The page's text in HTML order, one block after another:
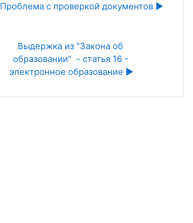
Проблема с проверкой документов ▶︎
Выдержка из "Закона об
образовании"  - статья 16 -
электронное образование ▶︎